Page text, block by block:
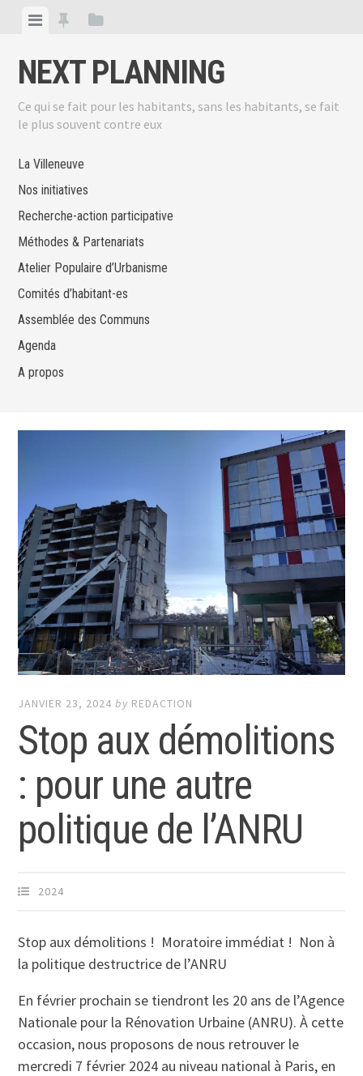
content
ViewView
posts
View
NEXT PLANNING
Ce qui se fait pour les habitants, sans les habitants, se fait
le plus souvent contre eux
La Villeneuve
Nos initiatives
Recherche-action participative
Méthodes & Partenariats
Atelier Populaire d’Urbanisme
Comités d’habitant-es
Assemblée des Communs
Agenda
A propos
JANVIER 23, 2024 by REDACTION
Stop aux démolitions
: pour une autre
politique de l’ANRU
2024
Stop aux démolitions ! Moratoire immédiat ! Non à
la politique destructrice de l’ANRU
En février prochain se tiendront les 20 ans de l’Agence
Nationale pour la Rénovation Urbaine (ANRU). À cette
occasion, nous proposons de nous retrouver le
mercredi 7 février 2024 au niveau national à Paris, en